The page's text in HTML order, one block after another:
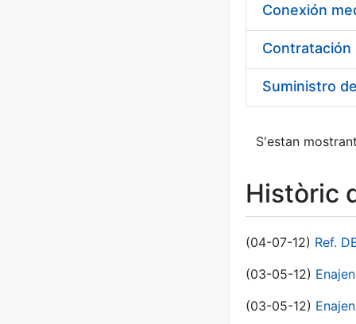
Suministro
S'estan
Històric
(04-07-12) Ref.
(03-05-12)
(03-05-12)